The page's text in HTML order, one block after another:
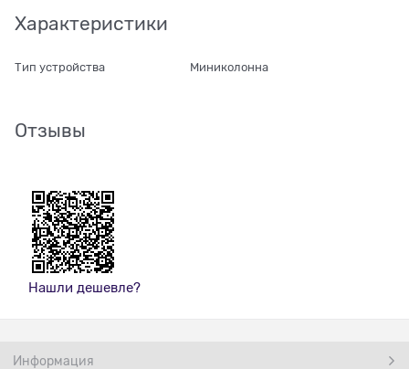
Характеристики
Тип устройства Миниколонна
Отзывы
Нашли дешевле?
Информация